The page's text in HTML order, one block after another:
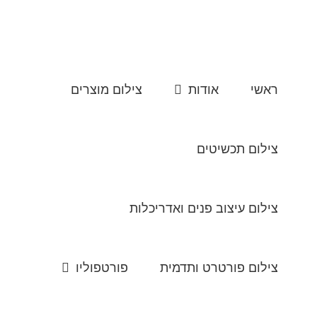
ראשי אודות צילום מוצרים
צילום תכשיטים
צילום עיצוב פנים ואדריכלות
צילום פורטרט ותדמית פורטפוליו